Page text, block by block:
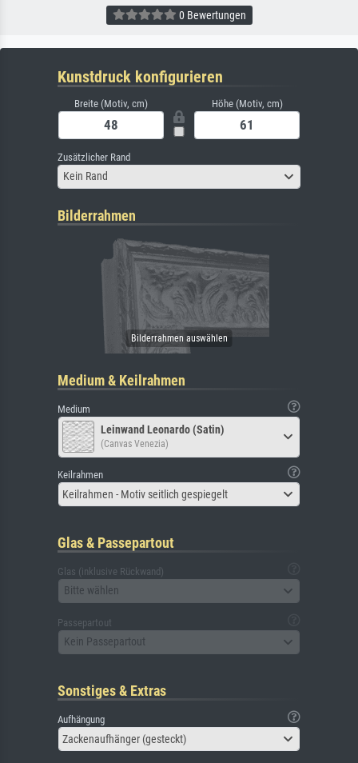
0 Bewertungen
Kunstdruck konfigurieren
Breite (Motiv, cm) Höhe (Motiv, cm)
Zusätzlicher Rand
Kein Rand
Bilderrahmen
Medium & Keilrahmen
Medium
Leinwand Leonardo (Satin)
(Canvas Venezia)
Keilrahmen
Keilrahmen - Motiv seitlich gespiegelt
Glas & Passepartout
Glas (inklusive Rückwand)
Bitte wählen
Passepartout
Kein Passepartout
Sonstiges & Extras
Aufhängung
Zackenaufhänger (gesteckt)